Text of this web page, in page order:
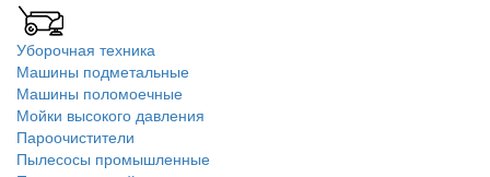
Уборочная техника
Машины подметальные
Машины поломоечные
Мойки высокого давления
Пароочистители
Пылесосы промышленные